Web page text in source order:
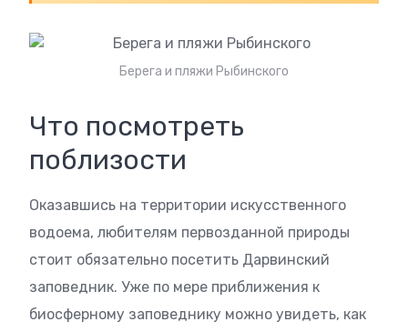
Берега и пляжи Рыбинского
Что посмотреть
поблизости
Оказавшись на территории искусственного
водоема, любителям первозданной природы
стоит обязательно посетить Дарвинский
заповедник. Уже по мере приближения к
биосферному заповеднику можно увидеть, как